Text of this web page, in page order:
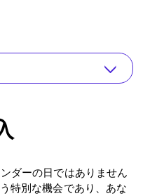
性ティブなアイデア
アプリの使用
のアイデアのROI
ダーの日ではありません
特別な機会であり、あな